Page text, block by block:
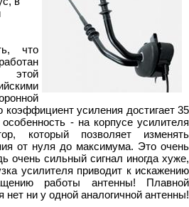
что
этой
усиления достигает 35
- на корпусе усилителя
который позволяет изменять
от нуля до максимума. Это очень
очень сильный сигнал иногда хуже,
усилителя приводит к искажению
работы антенны! Плавной
нет ни у одной аналогичной антенны!